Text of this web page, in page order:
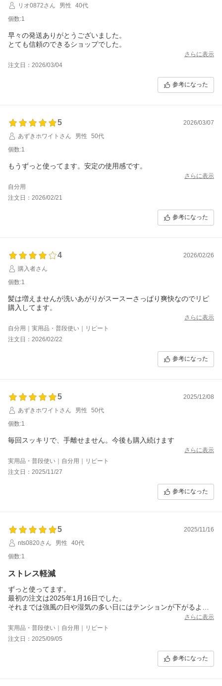
リオ0872さん
男性
40代
個数:1
早々の発送ありがとうございました。
とても信頼のできるショップでした。
さらに表示
注文日：2026/03/04
参考になった
5
2026/03/07
あずきホワイトさん
男性
50代
個数:1
もうずっと使ってます。安定の使用感です。
さらに表示
自分用
注文日：2026/02/21
参考になった
4
2026/02/26
購入者さん
個数:1
髪は増えませんが洗いあがりがスースーさっぱり爽快なのでリピ
購入してます。
さらに表示
自分用｜実用品・普段使い｜リピート
注文日：2026/02/22
参考になった
5
2025/12/08
あずきホワイトさん
男性
50代
個数:1
毎回スッキリで、手離せません。今後も購入続けます
さらに表示
実用品・普段使い｜自分用｜リピート
注文日：2025/11/27
参考になった
5
2025/11/16
nts0820さん
男性
40代
個数:1
ストレス軽減
ずっと使ってます。
最初の注文は2025年1月16日でした。
それまでは強風の日や湿気の多い日にはテンションが下がるよう
な細く頼りない髪の毛でストレスでしたが、このシャンプーを使
ってからそのようなストレスは軽減されています。
ボーボーになった！みたいなことはないですが、日常的に髪の毛
でのストレスが軽減されているのは本当にありがたいです。
セールの度に4本まとめ買いして、同様に華麗で髪の毛のボリュー
さらに表示
実用品・普段使い｜自分用｜リピート
注文日：2025/09/05
参考になった